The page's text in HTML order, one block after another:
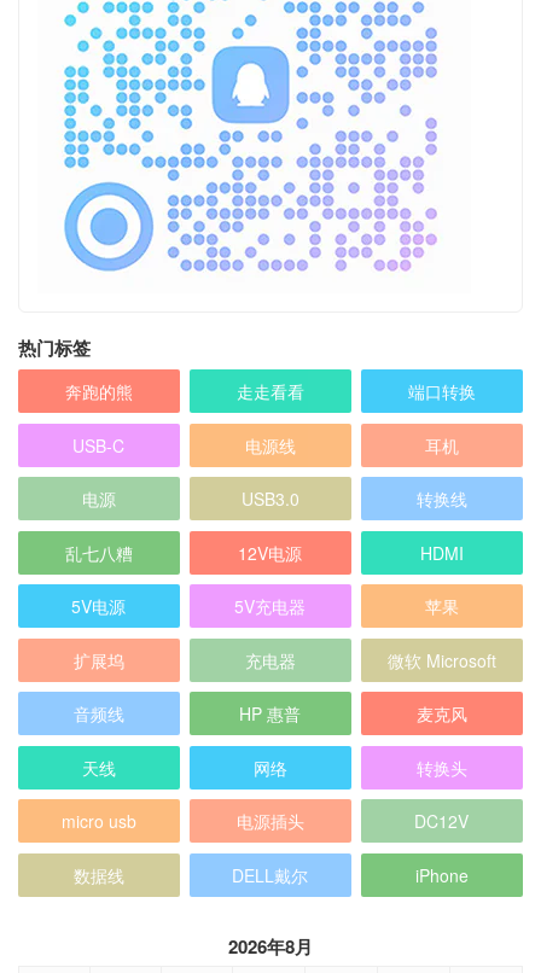
热门标签
奔跑的熊 走走看看 端口转换
USB-C 电源线 耳机
电源 USB3.0 转换线
乱七八糟 12V电源 HDMI
5V电源 5V充电器 苹果
扩展坞 充电器 微软 Microsoft
音频线 HP 惠普 麦克风
天线 网络 转换头
micro usb 电源插头 DC12V
数据线 DELL戴尔 iPhone
2026年8月